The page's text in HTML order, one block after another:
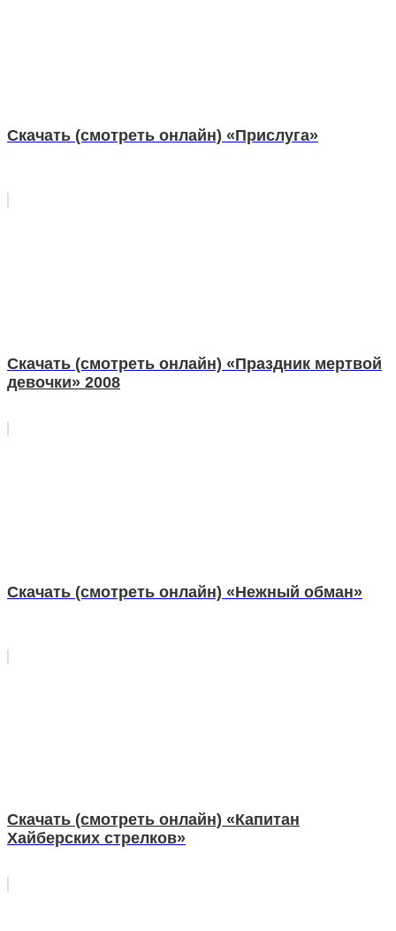
Скачать (смотреть онлайн) «Прислуга»
Скачать (смотреть онлайн) «Праздник мертвой
девочки» 2008
Скачать (смотреть онлайн) «Нежный обман»
Скачать (смотреть онлайн) «Капитан
Хайберских стрелков»